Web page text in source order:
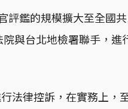
評鑑的規模擴大至全國
與台北地檢署聯手，進
法律控訴，在實務上，